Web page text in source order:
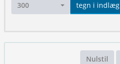
300 tegn i indlæg
Nulstil